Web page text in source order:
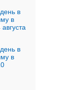
в
в
в
в